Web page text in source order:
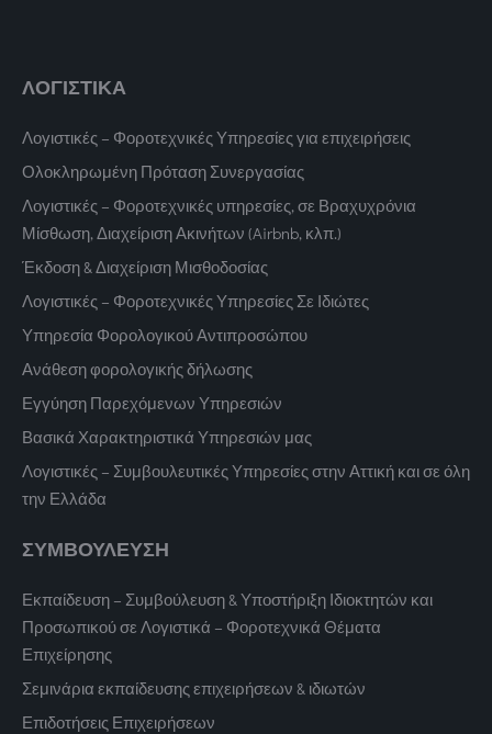
ΛΟΓΙΣΤΙΚΑ
Λογιστικές – Φοροτεχνικές Υπηρεσίες για επιχειρήσεις
Ολοκληρωμένη Πρόταση Συνεργασίας
Λογιστικές – Φοροτεχνικές υπηρεσίες, σε Βραχυχρόνια
Μίσθωση, Διαχείριση Ακινήτων (Airbnb, κλπ.)
Έκδοση & Διαχείριση Μισθοδοσίας
Λογιστικές – Φοροτεχνικές Υπηρεσίες Σε Ιδιώτες
Υπηρεσία Φορολογικού Αντιπροσώπου
Ανάθεση φορολογικής δήλωσης
Εγγύηση Παρεχόμενων Υπηρεσιών
Βασικά Χαρακτηριστικά Υπηρεσιών μας
Λογιστικές – Συμβουλευτικές Υπηρεσίες στην Αττική και σε όλη
την Ελλάδα
ΣΥΜΒΟΥΛΕΥΣΗ
Εκπαίδευση – Συμβούλευση & Υποστήριξη Ιδιοκτητών και
Προσωπικού σε Λογιστικά – Φοροτεχνικά Θέματα
Επιχείρησης
Σεμινάρια εκπαίδευσης επιχειρήσεων & ιδιωτών
Επιδοτήσεις Επιχειρήσεων